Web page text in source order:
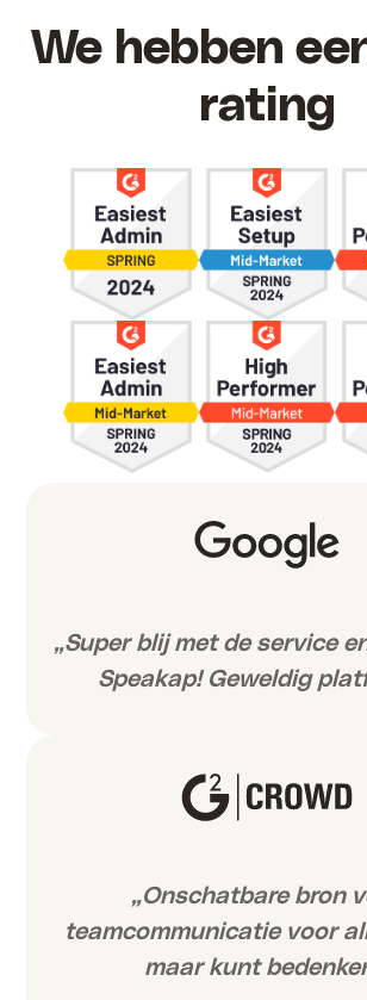
We hebben
rating
„Super blij met de service
Speakap! Geweldig
„Onschatbare bron
teamcommunicatie voor
maar kunt